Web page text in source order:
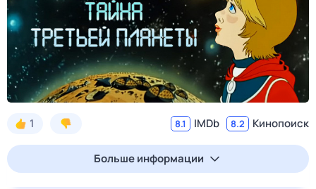
1 8.1 IMDb 8.2 Кинопоиск
Больше информации